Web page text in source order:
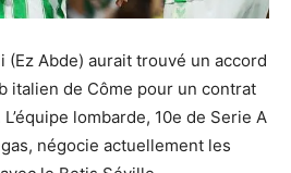
(Ez Abde) aurait trouvé un accord
italien de Côme pour un contrat
lombarde, 10e de Serie A
négocie actuellement les